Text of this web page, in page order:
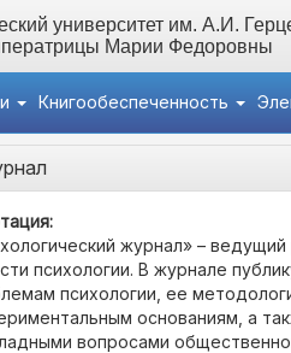
университет им. А.И.
Марии Федоровны
Книгообеспеченность
журнал» –
психологии. В журнале
психологии, ее
основаниям, а
вопросами